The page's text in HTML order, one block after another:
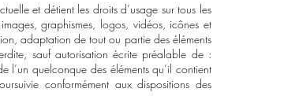
et détient les droits d’usage sur tous les
graphismes, logos, vidéos, icônes et
adaptation de tout ou partie des éléments
sauf autorisation écrite préalable de :
l’un quelconque des éléments qu’il contient
conformément aux dispositions des